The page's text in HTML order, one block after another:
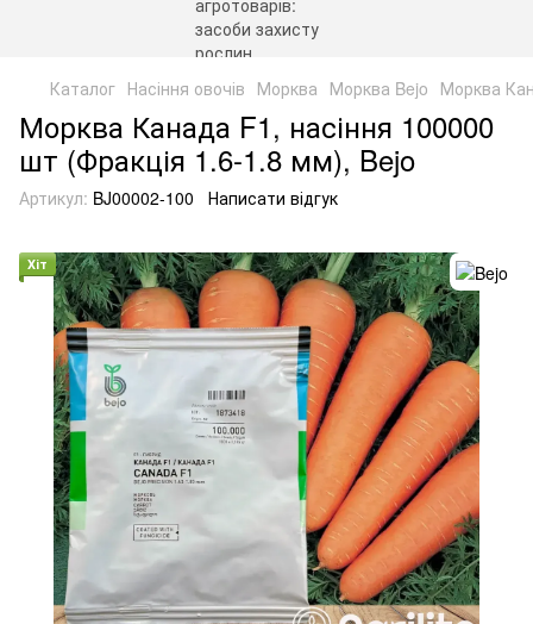
Каталог Насіння овочів Морква Морква Bejo Морква
Морква Канада F1, насіння 100000
шт (Фракція 1.6-1.8 мм), Bejo
Артикул: BJ00002-100 Написати відгук
Хіт